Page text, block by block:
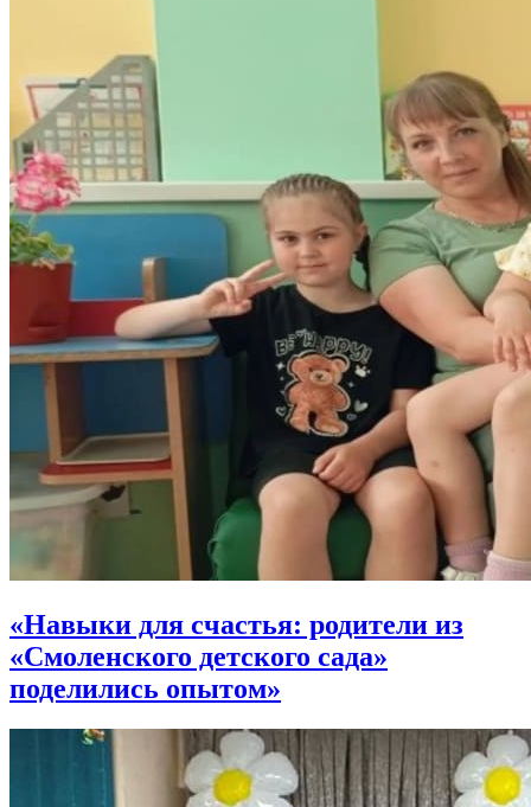
«Навыки для счастья: родители из
«Смоленского детского сада»
поделились опытом»